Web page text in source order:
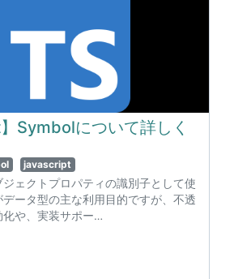
Symbolについて詳しく
javascript
ェクトプロパティの識別子として使
ータ型の主な利用目的ですが、不透
化や、実装サポー…